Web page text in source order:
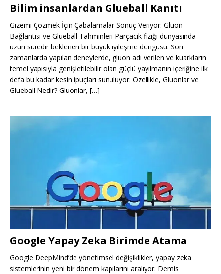
Bilim insanlardan Glueball Kanıtı
Gizemi Çözmek İçin Çabalamalar Sonuç Veriyor: Gluon
Bağlantısı ve Glueball Tahminleri Parçacık fiziği dünyasında
uzun süredir beklenen bir büyük iyileşme döngüsü. Son
zamanlarda yapılan deneylerde, gluon adı verilen ve kuarkların
temel yapısıyla genişletilebilir olan güçlü yayılmanın içeriğine ilk
defa bu kadar kesin ipuçları sunuluyor. Özellikle, Gluonlar ve
Glueball Nedir? Gluonlar, […]
Google Yapay Zeka Birimde Atama
Google DeepMind’de yönetimsel değişiklikler, yapay zeka
sistemlerinin yeni bir dönem kapılarını aralıyor. Demis